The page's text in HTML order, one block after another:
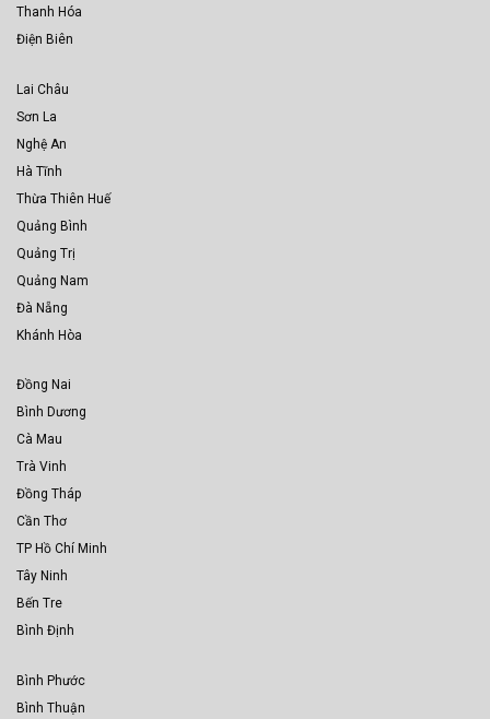
Thanh Hóa
Điện Biên
Lai Châu
Sơn La
Nghệ An
Hà Tĩnh
Thừa Thiên Huế
Quảng Bình
Quảng Trị
Quảng Nam
Đà Nẵng
Khánh Hòa
Đồng Nai
Bình Dương
Cà Mau
Trà Vinh
Đồng Tháp
Cần Thơ
TP Hồ Chí Minh
Tây Ninh
Bến Tre
Bình Định
Bình Phước
Bình Thuận